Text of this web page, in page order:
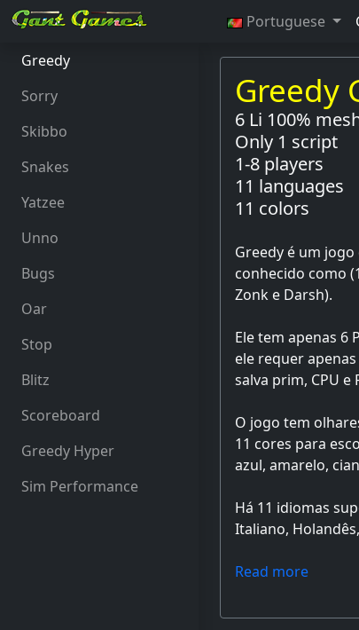
Portuguese
Greedy
Sorry
Skibbo
Snakes
Yatzee
Unno
Bugs
Oar
Stop
Blitz
Scoreboard
Greedy Hyper
Sim Performance
Greedy
6 Li 100%
Only 1 script
1-8 players
11 languages
11 colors
Greedy é um
conhecido como
Zonk e Darsh).
Ele tem apenas 6
ele requer
salva prim, CPU e
O jogo tem
11 cores para
azul, amarelo,
Há 11 idiomas
Italiano,
Read more